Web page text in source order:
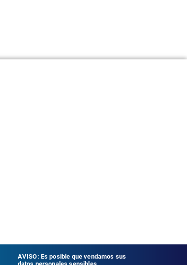
AVISO: Es posible que vendamos sus